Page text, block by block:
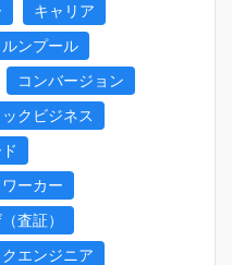
キャリア
ンプール
コンバージョン
ックビジネス
ワーカー
査証）
エンジニア